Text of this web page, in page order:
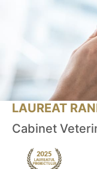
LAUREAT
Cabinet